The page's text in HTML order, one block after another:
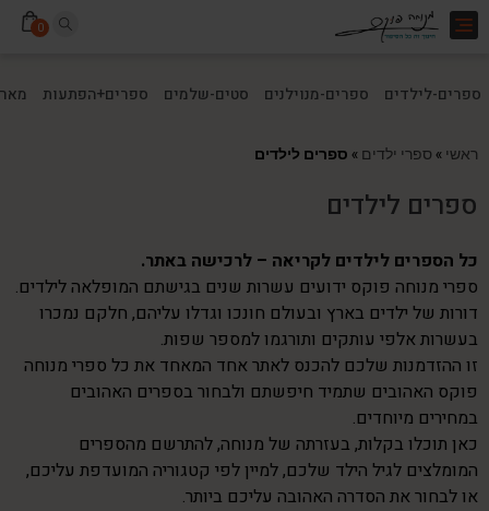
Toggle
0
ספרים-לילדים ספרים-מנוילנים סטים-שלמים ספרים+הפתעות
ראשי » ספרי ילדים » ספרים לילדים
ספרים לילדים
כל הספרים לילדים לקריאה – לרכישה באתר.
ספרי מנוחה פוקס ידועים עשרות שנים בגישתם המופלאה לילדים.
דורות של ילדים בארץ ובעולם חונכו וגדלו עליהם, חלקם נמכרו
בעשרות אלפי עותקים ותורגמו למספר שפות.
זו ההזדמנות שלכם להכנס לאתר אחד המאחד את כל ספרי מנוחה
פוקס האהובים שתמיד חיפשתם ולבחור בספרים האהובים
במחירים מיוחדים.
כאן תוכלו בקלות, בעזרתה של מנוחה, להתרשם מהספרים
המומלצים לגיל הילד שלכם, למיין לפי קטגוריה המועדפת עליכם,
או לבחור את הסדרה האהובה עליכם ביותר.